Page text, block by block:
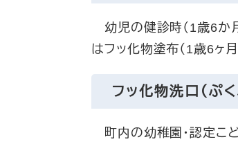
幼児の健診時（1歳6か
はフッ化物塗布（1歳6ヶ
フッ化物洗口（ぷ
町内の幼稚園・認定こ